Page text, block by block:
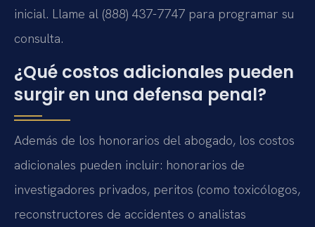
inicial. Llame al (888) 437-7747 para programar su
consulta.
¿Qué costos adicionales pueden
surgir en una defensa penal?
Además de los honorarios del abogado, los costos
adicionales pueden incluir: honorarios de
investigadores privados, peritos (como toxicólogos,
reconstructores de accidentes o analistas